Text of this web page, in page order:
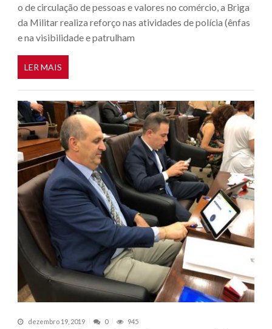
o de circulação de pessoas e valores no comércio, a Briga
da Militar realiza reforço nas atividades de polícia (ênfas
e na visibilidade e patrulham
LER MAIS
dezembro 19, 2019 0 945